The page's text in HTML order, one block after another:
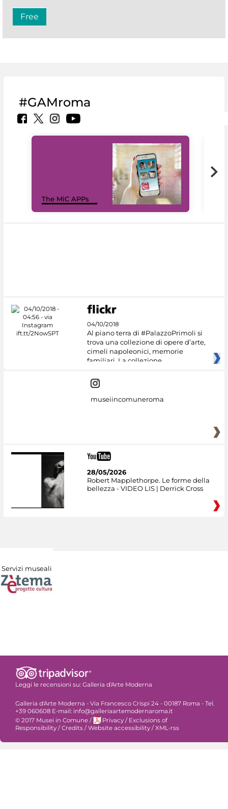
Free
#GAMroma
The MiC APPs
04/10/2018
Al piano terra di #PalazzoPrimoli si
trova una collezione di opere d’arte,
cimeli napoleonici, memorie
familiari. La collezione
museiincomuneroma
28/05/2026
Robert Mapplethorpe. Le forme della
bellezza - VIDEO LIS | Derrick Cross
Servizi museali
Leggi le recensioni su: Galleria d'Arte Moderna
Galleria d'Arte Moderna - Via Francesco Crispi 24 - 00187 Roma - Tel.
+39 060608 E-mail: info@galleriaartemodernaroma.it
© 2017 Musei in Comune / Privacy / Exclusions of
Responsibility / Credits / Website accessibility / XML-rss